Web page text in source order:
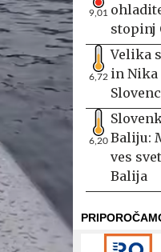
9,01
stopinj
6,72
Velika
in Nika
6,20 Baliju:
ves
Balija